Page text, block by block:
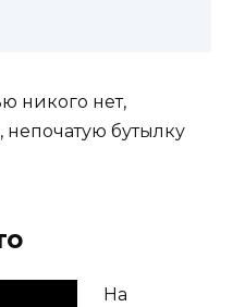
никого нет,
непочатую бутылку
На